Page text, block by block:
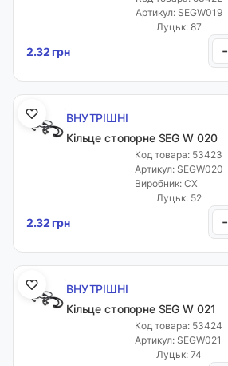
Артикул: SEGW019
Луцьк: 87
2.32 грн -
ВНУТРІШНІ
Кільце стопорне SEG W 020
Код товара: 53423
Артикул: SEGW020
Виробник: CX
Луцьк: 52
2.32 грн -
ВНУТРІШНІ
Кільце стопорне SEG W 021
Код товара: 53424
Артикул: SEGW021
Луцьк: 74